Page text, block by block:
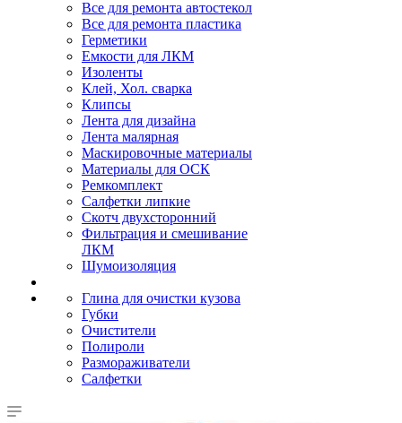
Все для ремонта автостекол
Все для ремонта пластика
Герметики
Емкости для ЛКМ
Изоленты
Клей, Хол. сварка
Клипсы
Лента для дизайна
Лента малярная
Маскировочные материалы
Материалы для ОСК
Ремкомплект
Салфетки липкие
Скотч двухсторонний
Фильтрация и смешивание
ЛКМ
Шумоизоляция
Глина для очистки кузова
Губки
Очистители
Полироли
Размораживатели
Салфетки